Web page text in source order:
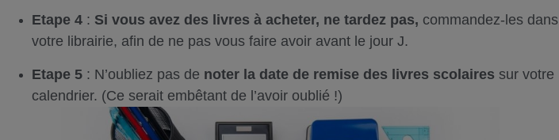
Etape 4 : Si vous avez des livres à acheter, ne tardez pas, commandez-les dans
votre librairie, afin de ne pas vous faire avoir avant le jour J.
Etape 5 : N’oubliez pas de noter la date de remise des livres scolaires sur votre
calendrier. (Ce serait embêtant de l’avoir oublié !)